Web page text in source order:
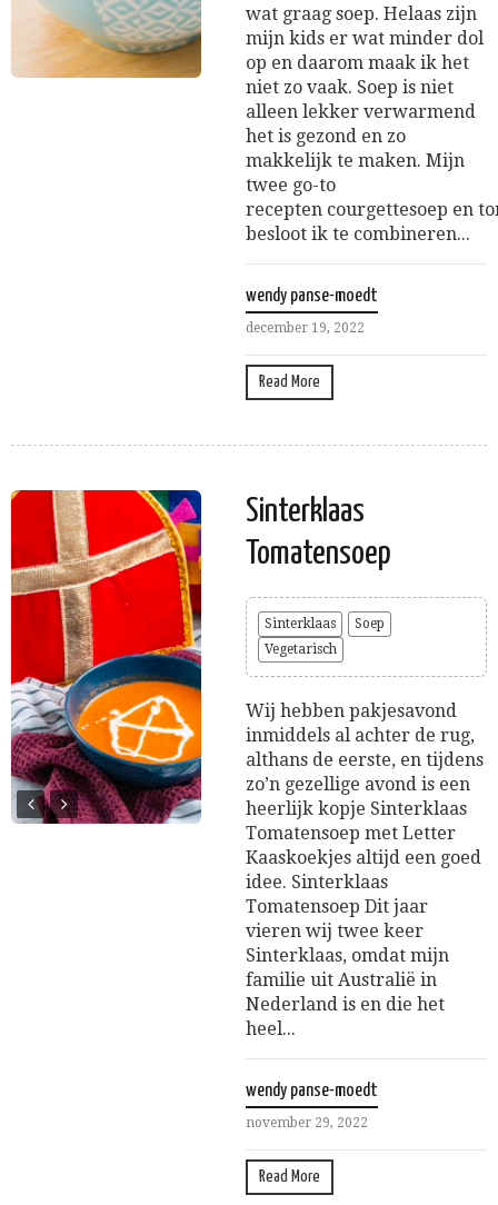
wat graag soep. Helaas zijn
mijn kids er wat minder dol
op en daarom maak ik het
niet zo vaak. Soep is niet
alleen lekker verwarmend
het is gezond en zo
makkelijk te maken. Mijn
twee go-to
recepten courgettesoep en
besloot ik te combineren...
wendy panse-moedt
december 19, 2022
Read More
Sinterklaas
Tomatensoep
Sinterklaas
Soep
Vegetarisch
Wij hebben pakjesavond
inmiddels al achter de rug,
althans de eerste, en tijdens
zo’n gezellige avond is een
heerlijk kopje Sinterklaas
Tomatensoep met Letter
Kaaskoekjes altijd een goed
idee. Sinterklaas
Tomatensoep Dit jaar
vieren wij twee keer
Sinterklaas, omdat mijn
familie uit Australië in
Nederland is en die het
heel...
wendy panse-moedt
november 29, 2022
Read More